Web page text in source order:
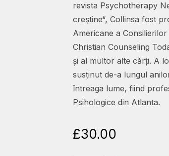
revista Psychotherapy
creștine“, Collinsa fost
Americane a
Christian Counseling
și al multor alte cărți. A
susținut de-a lungul
întreaga lume, fiind
Psihologice din Atlanta.
£30.00